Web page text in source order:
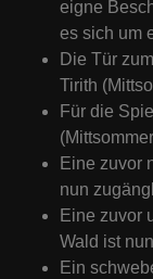
eigne
es sich um
Die Tür
Tirith
Für die
Eine zuvor
nun
Eine zuvor
Wald ist
Ein